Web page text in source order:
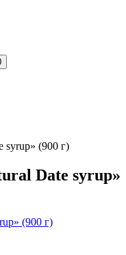
(900 г)
Date syrup»